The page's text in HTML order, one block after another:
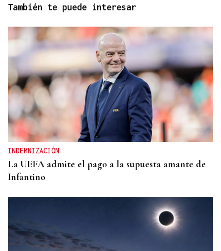
También te puede interesar
INDEMNIZACIÓN
La UEFA admite el pago a la supuesta amante de
Infantino